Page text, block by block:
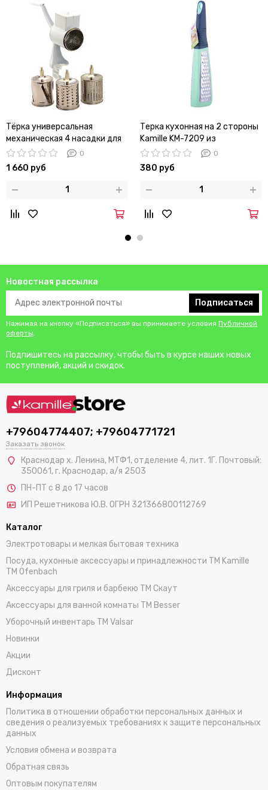
Тёрка универсальная
механическая 4 насадки для
овощей Kamille KM-6503
0
1 660 руб
Терка кухонная на 2 стороны
Kamille KM-7209 из
нержавеющей стали
0
380 руб
Новостная рассылка
Подписаться
Нажимая на кнопку «Подписаться» вы принимаете условия Публичной
оферты.
Подпишитесь на рассылку, чтобы быть в курсе наших новых
поступлений, акций и скидок.
+79604774407; +79604771721
Заказать звонок
Краснодар х. Ленина, МТФ1, отделение 4, лит. 1Г. Почтовый:
350061, г. Краснодар, а/я 2503
ПН-ПТ с 8 до 17 часов
ИП Решетникова Ю.В. ОГРН 321366800112769
Каталог
Электротовары и мелкая бытовая техника
Посуда, кухонные аксессуары и принадлежности TM Kamille
TM Ofenbach
Аксессуары для гриля и барбекю TM Скаут
Аксессуары для ванной комнаты TM Besser
Уборочный инвентарь TM Valsar
Новинки
Акции
Дисконт
Информация
Политика в отношении обработки персональных данных и
сведения о реализуемых требованиях к защите персональных
данных
Условия обмена и возврата
Обратная связь
Оптовым покупателям